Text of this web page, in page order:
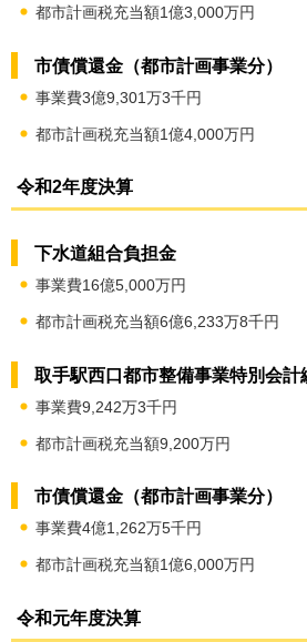
都市計画税充当額1億3,000万円
市債償還金（都市計画事業分）
事業費3億9,301万3千円
都市計画税充当額1億4,000万円
令和2年度決算
下水道組合負担金
事業費16億5,000万円
都市計画税充当額6億6,233万8千円
取手駅西口都市整備事業特別会計
事業費9,242万3千円
都市計画税充当額9,200万円
市債償還金（都市計画事業分）
事業費4億1,262万5千円
都市計画税充当額1億6,000万円
令和元年度決算